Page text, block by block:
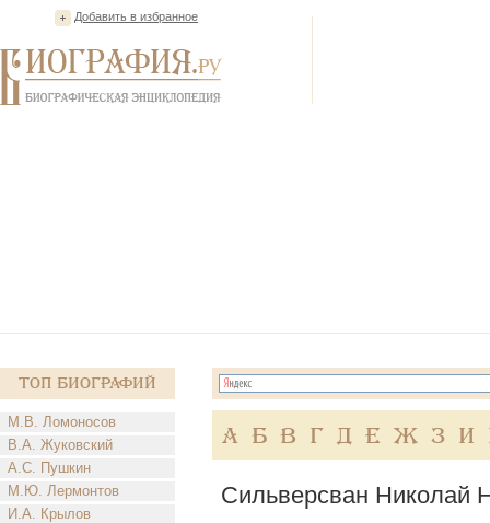
Добавить в избранное
Топ Биографий
М.В. Ломоносов
В.А. Жуковский
А.С. Пушкин
М.Ю. Лермонтов
И.А. Крылов
А Б В Г Д Е Ж З И
Сильверсван Николай